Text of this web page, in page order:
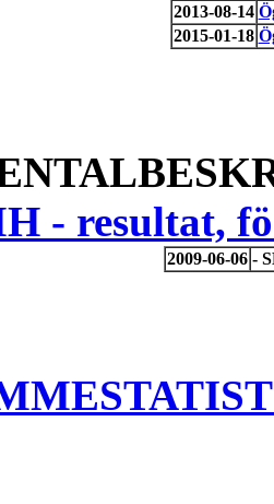
2013-08-14
2015-01-18
- resultat,
2009-06-06 -